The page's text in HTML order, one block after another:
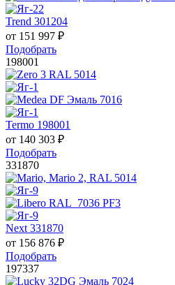
Trend 301204
от 151 997 ₽
Подобрать
198001
Termo 198001
от 140 303 ₽
Подобрать
331870
Next 331870
от 156 876 ₽
Подобрать
197337